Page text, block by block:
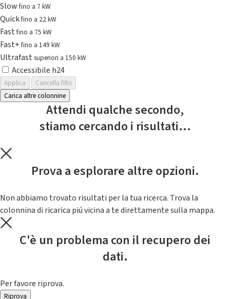
Slowfino a 7 kW
Quickfino a 22 kW
Fastfino a 75 kW
Fast+fino a 149 kW
Ultrafast superiori a 150 kW
Accessibile h24
Applica
Cancella filtri
Carica altre colonnine
Attendi qualche secondo,
stiamo cercando i risultati...
Prova a esplorare altre opzioni.
Non abbiamo trovato risultati per la tua ricerca. Trova la
colonnina di ricarica piú vicina a te direttamente sulla mappa.
C'è un problema con il recupero dei
dati.
Per favore riprova.
Riprova